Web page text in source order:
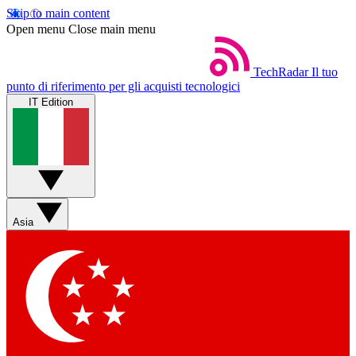
Skip to main content
Open menu Close main menu
TechRadar Il tuo
punto di riferimento per gli acquisti tecnologici
IT Edition
Asia